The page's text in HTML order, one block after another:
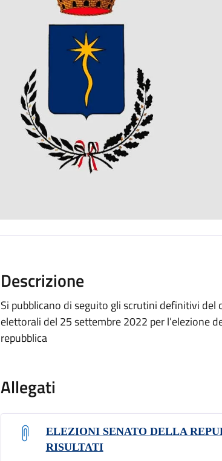
Descrizione
Si pubblicano di seguito gli scrutini definitivi del
elettorali del 25 settembre 2022 per l’elezione
repubblica
Allegati
ELEZIONI SENATO DELLA
RISULTATI